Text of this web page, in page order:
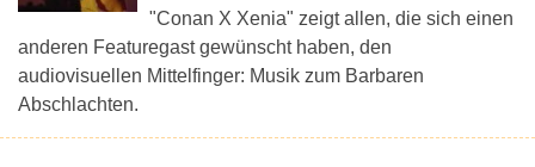
"Conan X Xenia" zeigt allen, die sich einen
anderen Featuregast gewünscht haben, den
audiovisuellen Mittelfinger: Musik zum Barbaren
Abschlachten.